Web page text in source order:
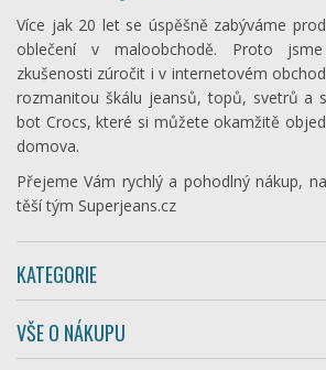
Více jak 20 let se úspěšně zabýváme
oblečení v maloobchodě. Proto
zkušenosti zúročit i v internetovém
rozmanitou škálu jeansů, topů, svetrů a
bot Crocs, které si můžete okamžitě
domova.
Přejeme Vám rychlý a pohodlný nákup,
těší tým Superjeans.cz
KATEGORIE
VŠE O NÁKUPU